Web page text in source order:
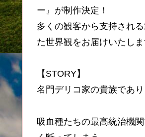
ー』が制作決定！
多くの観客から支持され
た世界観をお届けいたしま
【STORY】
名門デリコ家の貴族であ
吸血種たちの最高統治機